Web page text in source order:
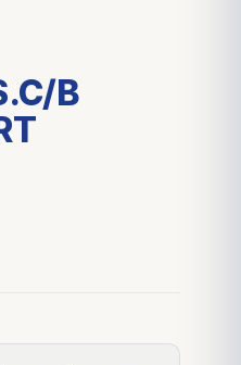
B